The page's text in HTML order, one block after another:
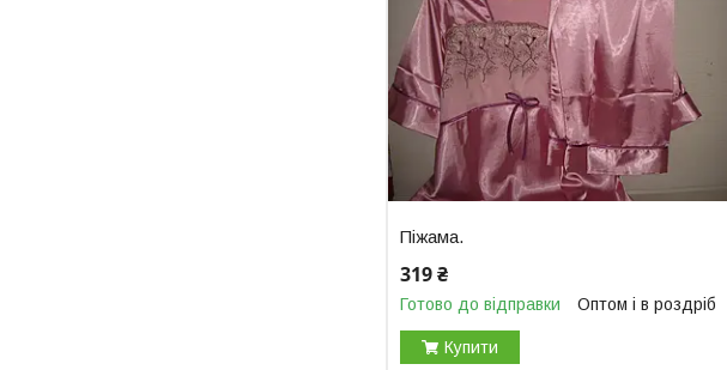
Піжама.
319 ₴
Готово до відправки Оптом і в роздріб
Купити